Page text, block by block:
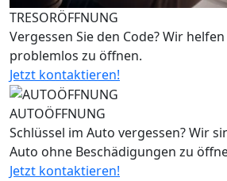
TRESORÖFFNUNG
Vergessen Sie den Code? Wir
problemlos zu öffnen.
Jetzt kontaktieren!
AUTOÖFFNUNG
Schlüssel im Auto vergessen? Wir
Auto ohne Beschädigungen zu
Jetzt kontaktieren!